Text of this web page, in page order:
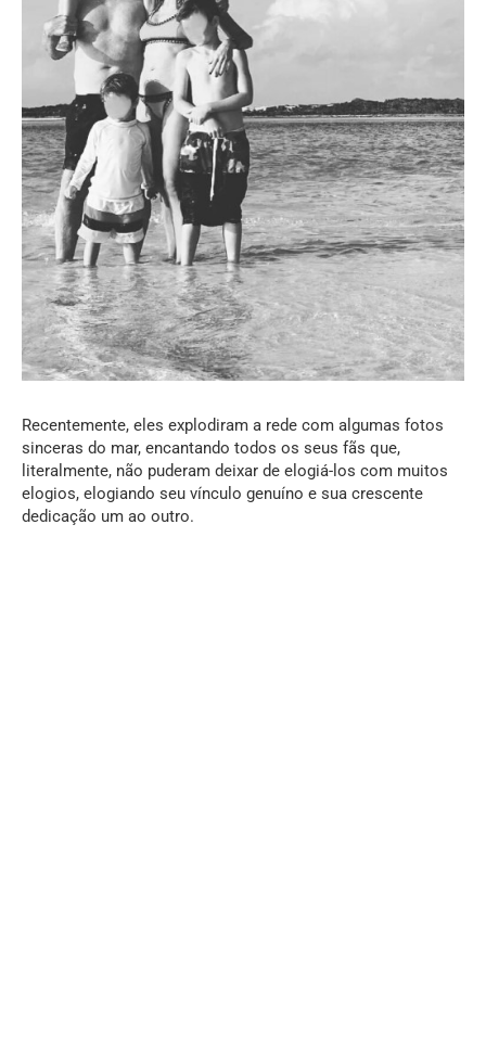
Recentemente, eles explodiram a rede com algumas fotos
sinceras do mar, encantando todos os seus fãs que,
literalmente, não puderam deixar de elogiá-los com muitos
elogios, elogiando seu vínculo genuíno e sua crescente
dedicação um ao outro.